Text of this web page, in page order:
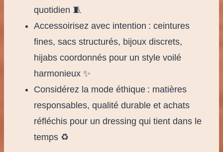
quotidien 🧵
Accessoirisez avec intention : ceintures
fines, sacs structurés, bijoux discrets,
hijabs coordonnés pour un style voilé
harmonieux ✨
Considérez la mode éthique : matières
responsables, qualité durable et achats
réfléchis pour un dressing qui tient dans le
temps ♻️